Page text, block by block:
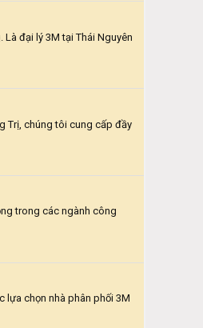
đại lý 3M tại Thái Nguyên
Trị, chúng tôi cung cấp đầy
trong các ngành công
lựa chọn nhà phân phối 3M